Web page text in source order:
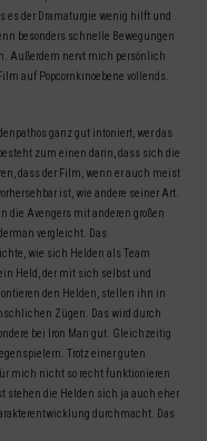
es der Dramaturgie wenig hilft und
besonders schnelle Bewegungen
Außerdem nervt mich persönlich
auf Popcornkinoebene vollends.
ganz gut intoniert, wer das
zum einen darin, dass sich die
dass der Film, wenn er auch meist
ist, wie andere seiner Art.
die Avengers mit anderen großen
vergleicht. Das
wie sich Helden als Team
Held, der mit sich selbst und
den Helden, stellen ihn in
Zügen. Das wird durch
bei Iron Man gut. Gleichzeitig
Trotz einer guten
mich nicht so recht funktionieren
stehen die Helden sich ja auch eher
durchmacht. Das